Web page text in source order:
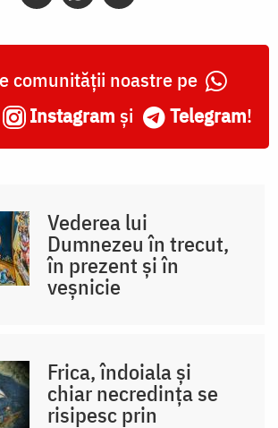
comunității noastre pe
Instagram și Telegram!
Vederea lui
Dumnezeu în trecut,
în prezent și în
veșnicie
Frica, îndoiala și
chiar necredința se
risipesc prin